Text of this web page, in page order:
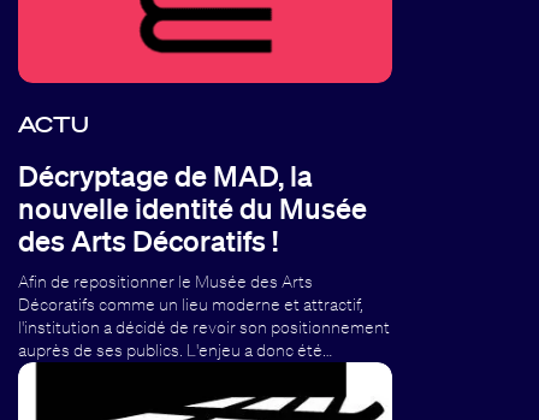
ACTU
Décryptage de MAD, la
nouvelle identité du Musée
des Arts Décoratifs !
Afin de repositionner le Musée des Arts
Décoratifs comme un lieu moderne et attractif,
l'institution a décidé de revoir son positionnement
auprès de ses publics. L'enjeu a donc été…